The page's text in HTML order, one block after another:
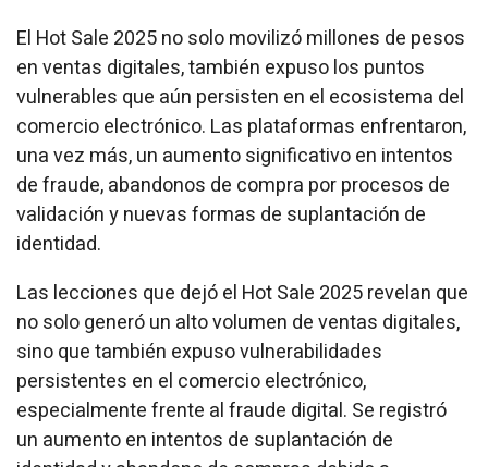
El Hot Sale 2025 no solo movilizó millones de pesos
en ventas digitales, también expuso los puntos
vulnerables que aún persisten en el ecosistema del
comercio electrónico. Las plataformas enfrentaron,
una vez más, un aumento significativo en intentos
de fraude, abandonos de compra por procesos de
validación y nuevas formas de suplantación de
identidad.
Las lecciones que dejó el Hot Sale 2025 revelan que
no solo generó un alto volumen de ventas digitales,
sino que también expuso vulnerabilidades
persistentes en el comercio electrónico,
especialmente frente al fraude digital. Se registró
un aumento en intentos de suplantación de